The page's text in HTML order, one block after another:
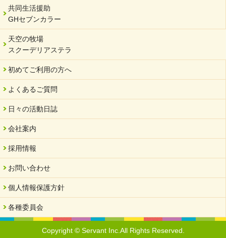
年末年始のお知らせ
2023/12/18
北方支店・保護者交流会「収穫祭」
2023/11/08
オンラインショップを開設しました
2023/10/20
「可児の企業魅力発見フェア」に出展しました
2023/10/17
馬糞堆肥「馬の力」販売開始
2023/08/18
クラウドファンディングのご案内
yahooショッピングサイト本日開店
2023/02/16
令和さくら高等学院VSサーバント職員 サッカー試合日程変更
2023/01/20
馬たちの物資支援よろしくお願いいたします。
共同生活援助
GHセブンカラー
天空の牧場
スクーデリアステラ
初めてご利用の方へ
よくあるご質問
日々の活動日誌
会社案内
採用情報
お問い合わせ
個人情報保護方針
各種委員会
Copyright © Servant Inc.All Rights Reserved.